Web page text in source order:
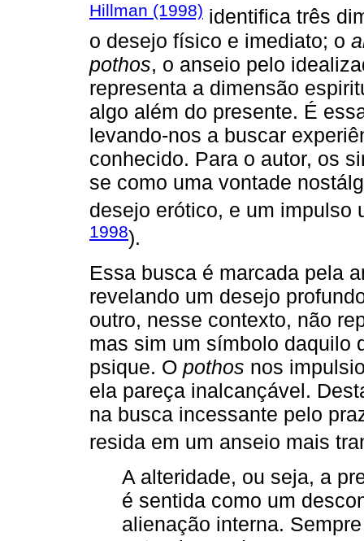
Hillman (1998) identifica três
o desejo físico e imediato; o
pothos, o anseio pelo
representa a dimensão
algo além do presente. É
levando-nos a buscar
conhecido. Para o autor, os
se como uma vontade
desejo erótico, e um impulso
1998).
Essa busca é marcada pela
revelando um desejo
outro, nesse contexto, não
mas sim um símbolo daquilo
psique. O pothos nos
ela pareça inalcançável.
na busca incessante pelo
resida em um anseio mais
A alteridade, ou seja, a
é sentida como um
alienação interna.